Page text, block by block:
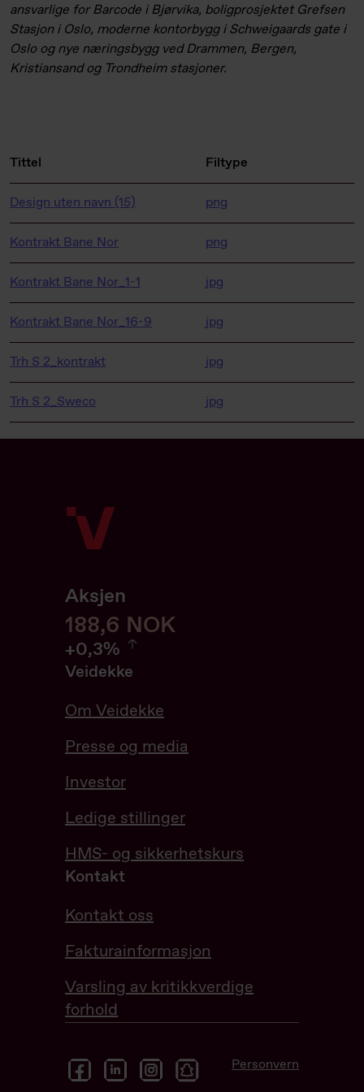
ansvarlige for Barcode i Bjørvika, boligprosjektet Grefsen
Stasjon i Oslo, moderne kontorbygg i Schweigaards gate i
Oslo og nye næringsbygg ved Drammen, Bergen,
Kristiansand og Trondheim stasjoner.
Tittel Filtype
Design uten navn (15) png
Kontrakt Bane Nor png
Kontrakt Bane Nor_1-1 jpg
Kontrakt Bane Nor_16-9 jpg
Trh S 2_kontrakt jpg
Trh S 2_Sweco jpg
Aksjen
188,6 NOK188,6
+0,3%
0.32%
Veidekke
Om Veidekke
Presse og media
Investor
Ledige stillinger
HMS- og sikkerhetskurs
Kontakt
Kontakt oss
Fakturainformasjon
Varsling av kritikkverdige
forhold
facebooklinkedininstagramsnapchat Personvern